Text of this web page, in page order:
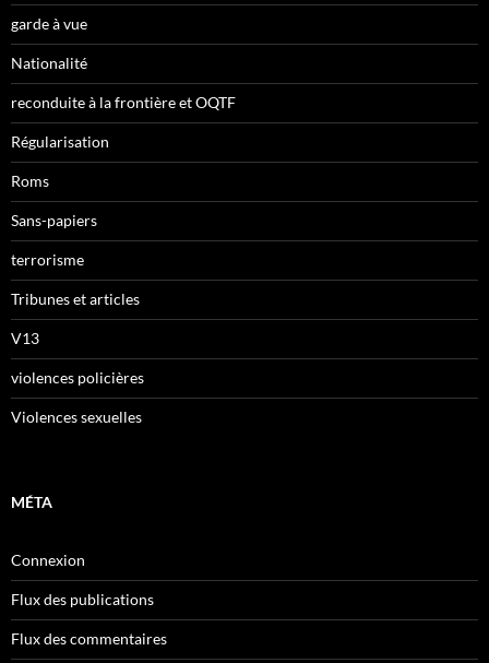
garde à vue
Nationalité
reconduite à la frontière et OQTF
Régularisation
Roms
Sans-papiers
terrorisme
Tribunes et articles
V13
violences policières
Violences sexuelles
MÉTA
Connexion
Flux des publications
Flux des commentaires